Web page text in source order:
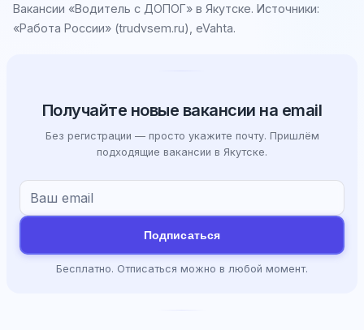
Вакансии «Водитель с ДОПОГ» в Якутске. Источники:
«Работа России» (trudvsem.ru), eVahta.
Получайте новые вакансии на email
Без регистрации — просто укажите почту. Пришлём
подходящие вакансии в Якутске.
Подписаться
Бесплатно. Отписаться можно в любой момент.